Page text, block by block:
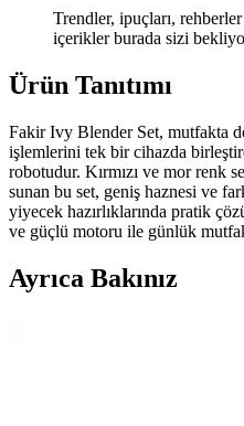
Trendler, ipuçları,
içerikler burada sizi
Ürün Tanıtımı
Fakir Ivy Blender Set, mutfakta
işlemlerini tek bir cihazda
robotudur. Kırmızı ve mor renk
sunan bu set, geniş haznesi ve
yiyecek hazırlıklarında pratik
ve güçlü motoru ile günlük
Ayrıca Bakınız